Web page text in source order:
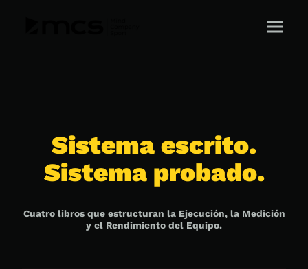
Sistema escrito.
Sistema probado.
Cuatro libros que estructuran la Ejecución, la Medición
y el Rendimiento del Equipo.